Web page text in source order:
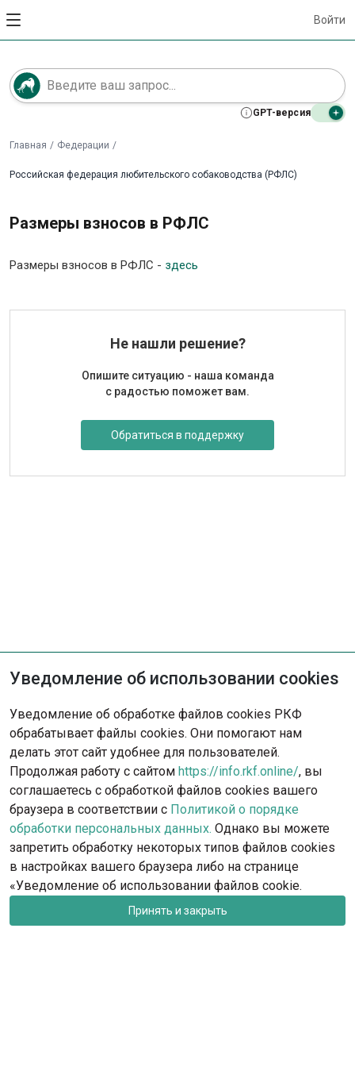
Войти
GPT-версия
Главная / Федерации /
Российская федерация любительского собаководства (РФЛС)
Размеры взносов в РФЛС
Размеры взносов в РФЛС - здесь
Не нашли решение?
Опишите ситуацию - наша команда
с радостью поможет вам.
Обратиться в поддержку
Уведомление об использовании cookies
Уведомление об обработке файлов cookies РКФ
обрабатывает файлы cookies. Они помогают нам
делать этот сайт удобнее для пользователей.
Продолжая работу с сайтом https://info.rkf.online/, вы
соглашаетесь с обработкой файлов cookies вашего
браузера в соответствии с Политикой о порядке
обработки персональных данных. Однако вы можете
запретить обработку некоторых типов файлов cookies
в настройках вашего браузера либо на странице
«Уведомление об использовании файлов cookie.
Принять и закрыть